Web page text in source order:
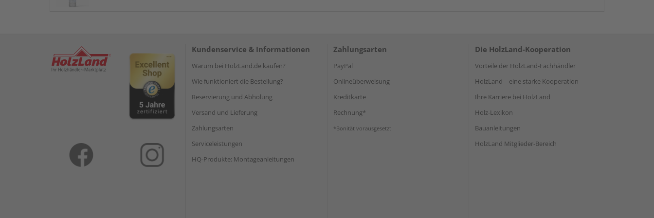
Kundenservice & Informationen
Warum bei HolzLand.de kaufen?
Wie funktioniert die Bestellung?
Reservierung und Abholung
Versand und Lieferung
Zahlungsarten
Serviceleistungen
HQ-Produkte: Montageanleitungen
Zahlungsarten
PayPal
Onlineüberweisung
Kreditkarte
Rechnung*
*Bonität vorausgesetzt
Die HolzLand-Kooperation
Vorteile der HolzLand-Fachhändler
HolzLand – eine starke Kooperation
Ihre Karriere bei HolzLand
Holz-Lexikon
Bauanleitungen
HolzLand Mitglieder-Bereich